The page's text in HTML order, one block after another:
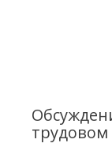
трудовом